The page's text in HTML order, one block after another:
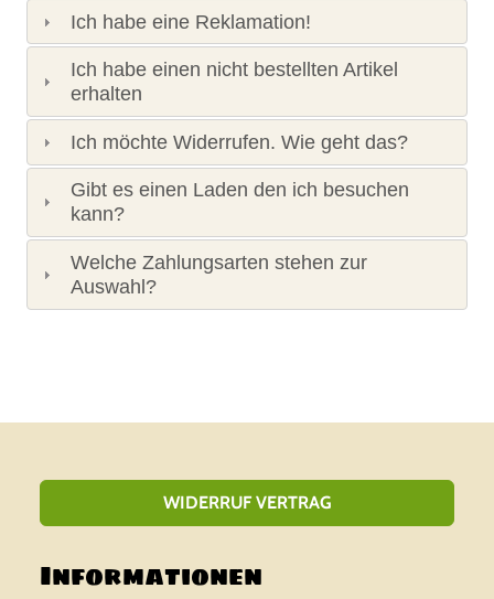
Ich habe eine Reklamation!
Ich habe einen nicht bestellten Artikel
erhalten
Ich möchte Widerrufen. Wie geht das?
Gibt es einen Laden den ich besuchen
kann?
Welche Zahlungsarten stehen zur
Auswahl?
WIDERRUF VERTRAG
Informationen